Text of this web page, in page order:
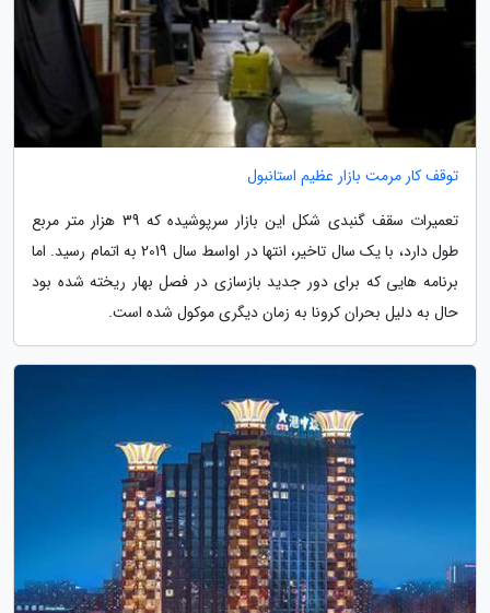
توقف کار مرمت بازار عظیم استانبول
تعمیرات سقف گنبدی شکل این بازار سرپوشیده که 39 هزار متر مربع
طول دارد، با یک سال تاخیر، انتها در اواسط سال 2019 به اتمام رسید. اما
برنامه هایی که برای دور جدید بازسازی در فصل بهار ریخته شده بود
حال به دلیل بحران کرونا به زمان دیگری موکول شده است.